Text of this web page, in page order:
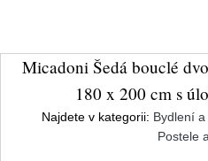
Micadoni Šedá bouclé
180 x 200 cm s
Najdete v kategorii: Bydlení
Postele